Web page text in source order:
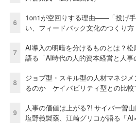
6
1on1が空回りする理由——「投げ
い、フィードバック文化のつくり方
7
AI導入の明暗を分けるものとは？
語る「AI時代の人的資本経営と人事
8
ジョブ型・スキル型の人材マネジ
るのか ケイパビリティ型との比較
9
人事の価値は上がる?! サイバー曽山
塩野義製薬、江崎グリコが語る「